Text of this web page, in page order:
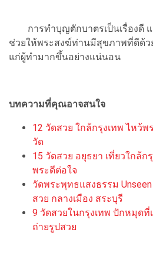
การทำบุญตักบาตรเป็นเรื่องดี แ
ช่วยให้พระสงฆ์ท่านมีสุขภาพที่ดีด้ว
แก่ผู้ทำมากขึ้นอย่างแน่นอน
บทความที่คุณอาจสนใจ
12 วัดสวย ใกล้กรุงเทพ ไหว้
วัด
15 วัดสวย อยุธยา เที่ยวใกล้ก
พระดีต่อใจ
วัดพระพุทธแสงธรรม
สวย กลางเมือง สระบุรี
9 วัดสวยในกรุงเทพ ปักหมุด
ถ่ายรูปสวย